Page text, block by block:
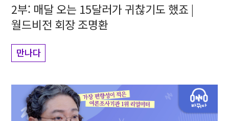
2부: 매달 오는 15달러가 귀찮기도 했죠 |
월드비전 회장 조명환
만나다